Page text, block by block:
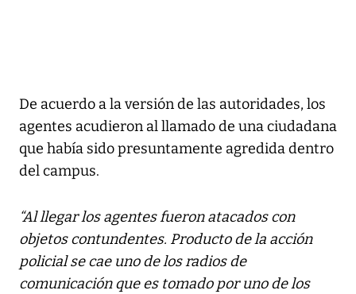
De acuerdo a la versión de las autoridades, los
agentes acudieron al llamado de una ciudadana
que había sido presuntamente agredida dentro
del campus.
“Al llegar los agentes fueron atacados con
objetos contundentes. Producto de la acción
policial se cae uno de los radios de
comunicación que es tomado por uno de los